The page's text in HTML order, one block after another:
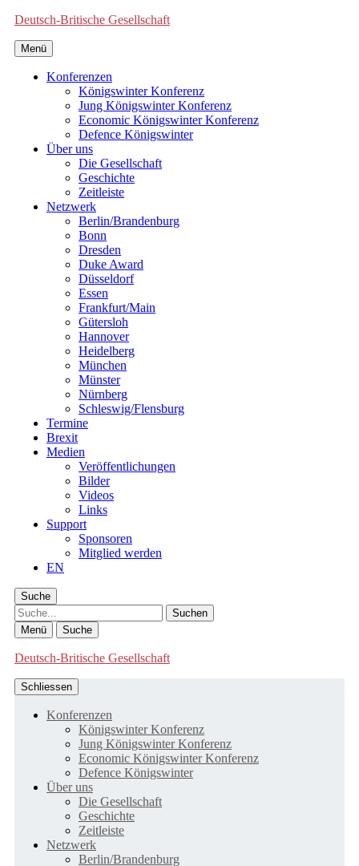
Deutsch-Britische Gesellschaft
Menü
Konferenzen
Königswinter Konferenz
Jung Königswinter Konferenz
Economic Königswinter Konferenz
Defence Königswinter
Über uns
Die Gesellschaft
Geschichte
Zeitleiste
Netzwerk
Berlin/Brandenburg
Bonn
Dresden
Duke Award
Düsseldorf
Essen
Frankfurt/Main
Gütersloh
Hannover
Heidelberg
München
Münster
Nürnberg
Schleswig/Flensburg
Termine
Brexit
Medien
Veröffentlichungen
Bilder
Videos
Links
Support
Sponsoren
Mitglied werden
EN
Suche
Suche
Menü Suche
Deutsch-Britische Gesellschaft
Schliessen
Konferenzen
Königswinter Konferenz
Jung Königswinter Konferenz
Economic Königswinter Konferenz
Defence Königswinter
Über uns
Die Gesellschaft
Geschichte
Zeitleiste
Netzwerk
Berlin/Brandenburg